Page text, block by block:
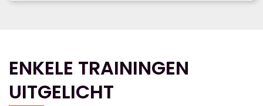
ENKELE TRAININGEN
UITGELICHT